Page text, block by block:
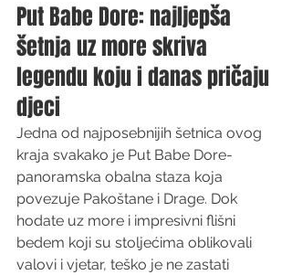
Put Babe Dore: najljepša
šetnja uz more skriva
legendu koju i danas pričaju
djeci
Jedna od najposebnijih šetnica ovog
kraja svakako je Put Babe Dore-
panoramska obalna staza koja
povezuje Pakoštane i Drage. Dok
hodate uz more i impresivni flišni
bedem koji su stoljećima oblikovali
valovi i vjetar, teško je ne zastati